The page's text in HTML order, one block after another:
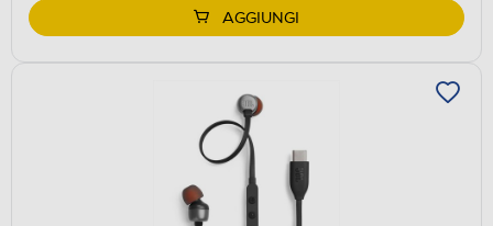
AGGIUNGI